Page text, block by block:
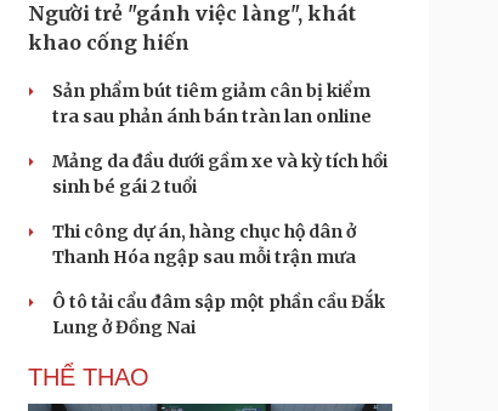
Người trẻ "gánh việc làng", khát
khao cống hiến
Sản phẩm bút tiêm giảm cân bị kiểm
tra sau phản ánh bán tràn lan online
Mảng da đầu dưới gầm xe và kỳ tích hồi
sinh bé gái 2 tuổi
Thi công dự án, hàng chục hộ dân ở
Thanh Hóa ngập sau mỗi trận mưa
Ô tô tải cẩu đâm sập một phần cầu Đắk
Lung ở Đồng Nai
THỂ THAO